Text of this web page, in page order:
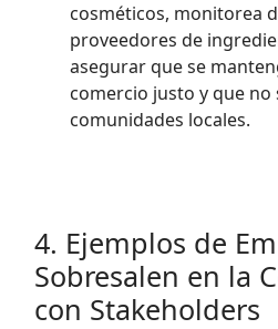
cosméticos, monitorea
proveedores de
asegurar que se
comercio justo y que no
comunidades locales.
4. Ejemplos de
Sobresalen en la
con Stakeholders